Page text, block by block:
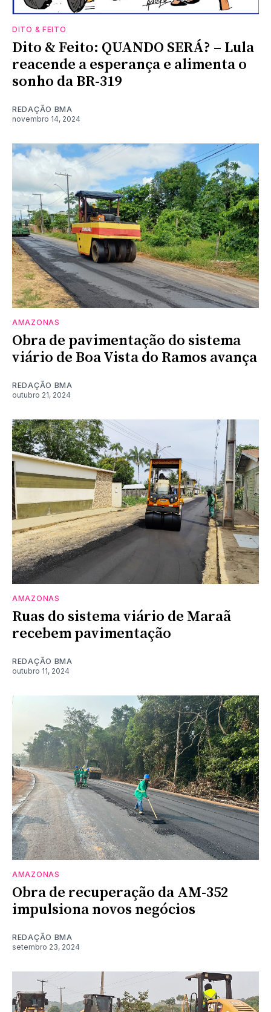
DITO & FEITO
Dito & Feito: QUANDO SERÁ? – Lula
reacende a esperança e alimenta o
sonho da BR-319
REDAÇÃO BMA
novembro 14, 2024
AMAZONAS
Obra de pavimentação do sistema
viário de Boa Vista do Ramos avança
REDAÇÃO BMA
outubro 21, 2024
AMAZONAS
Ruas do sistema viário de Maraã
recebem pavimentação
REDAÇÃO BMA
outubro 11, 2024
AMAZONAS
Obra de recuperação da AM-352
impulsiona novos negócios
REDAÇÃO BMA
setembro 23, 2024